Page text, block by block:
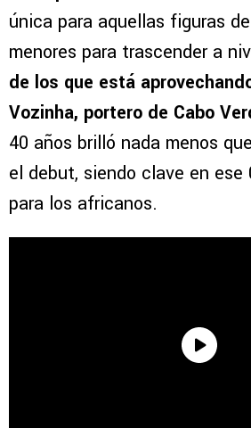
única para aquellas figuras
menores para trascender a
de los que está
Vozinha, portero de Cabo
40 años brilló nada menos
el debut, siendo clave en
para los africanos.